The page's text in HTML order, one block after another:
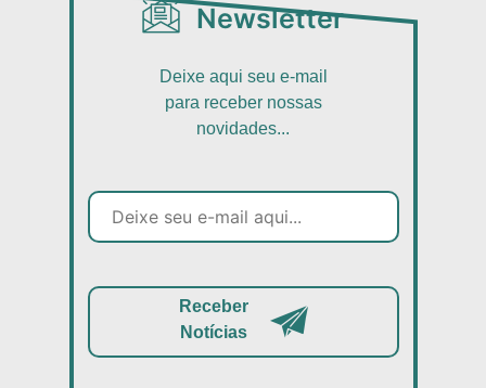
Newsletter
Deixe aqui seu e-mail
para receber nossas
novidades...
Receber
Notícias